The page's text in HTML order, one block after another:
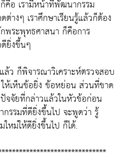
คือ เรามีหน้าที่พัฒนากรรม
างๆ เราศึกษาเรียนรู้แล้วก็ต้อง
พระพุทธศาสนา ก็คือการ
ยิ่งขึ้นๆ
ว ก็พิจารณาวิเคราะห์ตรวจสอบ
เห็นข้อยิ่ง ข้อหย่อน ส่วนที่ขาด
จัยที่กล่าวแล้วในหัวข้อก่อน
กรรมที่ดียิ่งขึ้นไป จะพูดว่า รู้
ใหม่ให้ดียิ่งขึ้นไป ก็ได้.